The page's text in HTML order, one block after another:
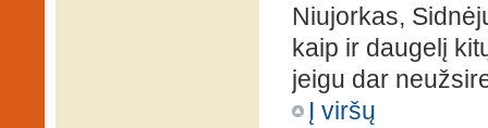
Niujorkas,
kaip ir daugelį
jeigu dar
Į viršų